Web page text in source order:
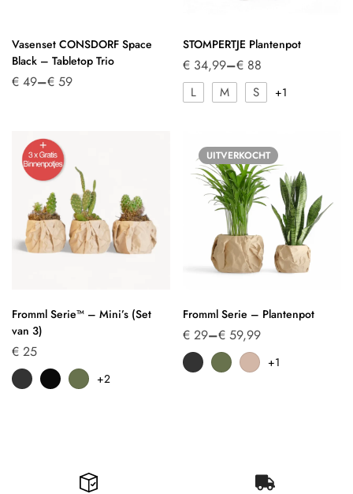
Vasenset CONSDORF Space
Black – Tabletop Trio
€ 49–€ 59
STOMPERTJE Plantenpot
€ 34,99–€ 88
L M S +1
Fromml Serie™ – Mini’s (Set
van 3)
€ 25
+2
UITVERKOCHT
Fromml Serie – Plantenpot
€ 29–€ 59,99
+1